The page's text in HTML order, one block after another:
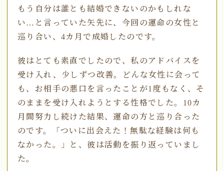
もう自分は誰とも結婚できないのかもしれな
い…と言っていた矢先に、今回の運命の女性と
巡り合い、4カ月で成婚したのです。
彼はとても素直でしたので、私のアドバイスを
受け入れ、少しずつ改善。どんな女性に会って
も、お相手の悪口を言ったことが1度もなく、そ
のままを受け入れようとする性格でした。10カ
月間努力し続けた結果、運命の方と巡り合った
のです。「ついに出会えた！無駄な経験は何も
なかった。」と、彼は活動を振り返っていまし
た。